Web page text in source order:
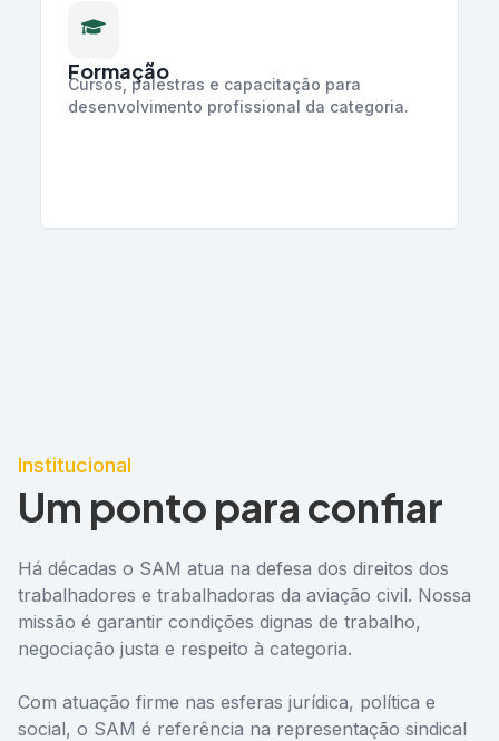
Formação
Cursos, palestras e capacitação para
desenvolvimento profissional da categoria.
Institucional
Um ponto para confiar
Há décadas o SAM atua na defesa dos direitos dos
trabalhadores e trabalhadoras da aviação civil. Nossa
missão é garantir condições dignas de trabalho,
negociação justa e respeito à categoria.
Com atuação firme nas esferas jurídica, política e
social, o SAM é referência na representação sindical